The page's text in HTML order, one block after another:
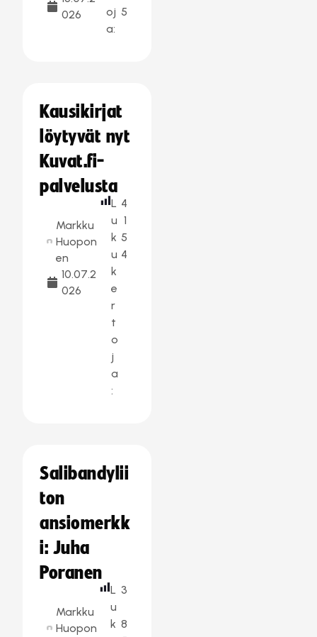
026
oj
a:
5
Kausikirjat
löytyvät nyt
Kuvat.fi-
palvelusta
Markku
Huopon
en
10.07.2
026
L
u
k
u
k
e
r
t
o
j
a
:
4
1
5
4
Salibandylii
ton
ansiomerkk
i: Juha
Poranen
Markku
Huopon
L
u
k
3
8